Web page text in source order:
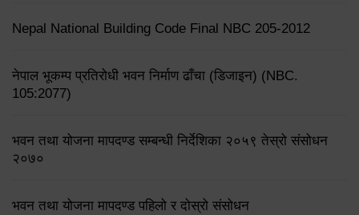
Nepal National Building Code Final NBC 205-2012
नेपाल भूकम्प प्रतिरोधी भवन निर्माण ढाँचा (डिजाइन) (NBC.
105:2077)
भवन तथा योजना मापदण्ड सम्बन्धी निर्देशिका २०५९ तेस्रो संसोधन
२०७०
भवन तथा योजना मापदण्ड पहिलो र दोस्रो संसोधन